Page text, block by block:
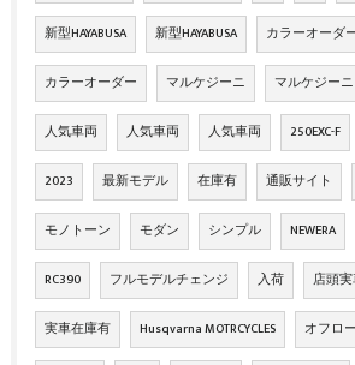
新型HAYABUSA 新型HAYABUSA カラーオーダ
カラーオーダー マルケジーニ マルケジーニ
人気車両 人気車両 人気車両 250EXC-F
2023 最新モデル 在庫有 通販サイト
モノトーン モダン シンプル NEWERA
RC390 フルモデルチェンジ 入荷 店頭
実車在庫有 Husqvarna MOTRCYCLES オフロ